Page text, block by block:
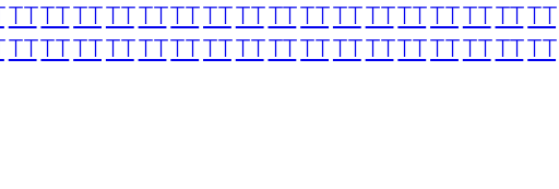
TTTTTTTTTTTTTTTTTTTTTTTTTTTTTTTTTT
TTTTTTTTTTTTTTTTTTTTTTTTTTTTTTTTTT